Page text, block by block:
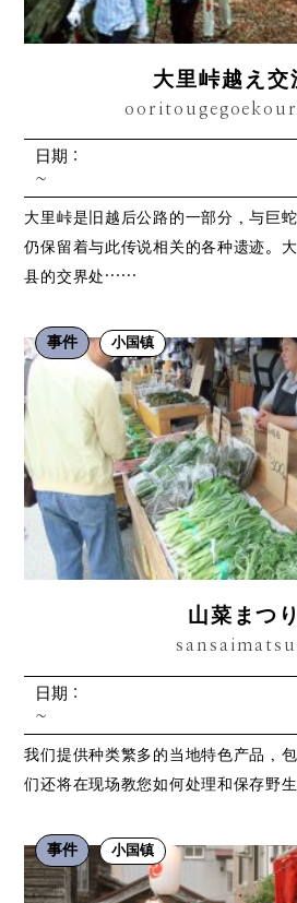
大里峠越え交
日期：
~
大里峠是旧越后公路的一部分，与巨
仍保留着与此传说相关的各种遗迹。
县的交界处……
事件 小国镇
山菜まつり
日期：
~
我们提供种类繁多的当地特色产品，
们还将在现场教您如何处理和保存野
事件 小国镇